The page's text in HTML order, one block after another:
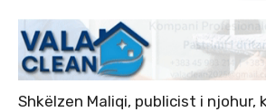
Shkëlzen Maliqi, publicist i njohur,